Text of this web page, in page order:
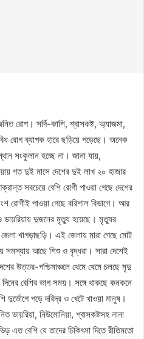
রোগ। সর্দি-কাশি, শ্বাসকষ্ট, অ্যাজমা,
রোগ ব্যাপক হারে ছড়িয়ে পড়েছে। অনেক
সংকুলান হচ্ছে না। জানা যায়,
গত দুই মাসে দেশের দুই লাখ ২০ হাজার
সবচেয়ে বেশি রোগী পাওয়া গেছে দেশের
রোগীই পাওয়া গেছে বরিশাল বিভাগে। আর
দুজনের মৃত্যু হয়েছে। মৃত্যুর
খাগড়াছড়ি। এই জেলায় মারা গেছে মোট
সমস্যায় আছে শিশু ও বৃদ্ধরা। সারা দেশেই
উত্তর-পশ্চিমাঞ্চলে থেমে থেমে চলছে মৃদু
বেশির ভাগ সময়। সঙ্গে থাকছে কনকনে
দুর্ভোগে পড়ে দরিদ্র ও খেটে খাওয়া মানুষ।
ডায়রিয়া, নিউমোনিয়া, শ্বাসকষ্টসহ নানা
এত বেশি যে তাদের চিকিৎসা দিতে রীতিমতো